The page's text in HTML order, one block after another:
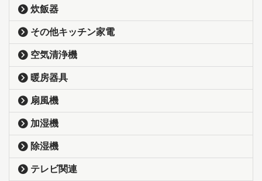
炊飯器
その他キッチン家電
空気清浄機
暖房器具
扇風機
加湿機
除湿機
テレビ関連